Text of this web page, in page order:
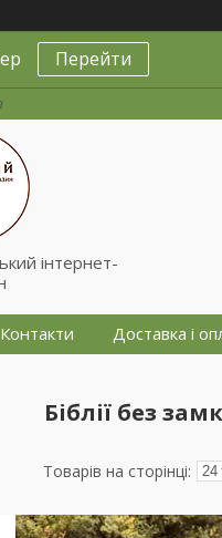
Перейти
інтернет-
Контакти Доставка і
Біблії без